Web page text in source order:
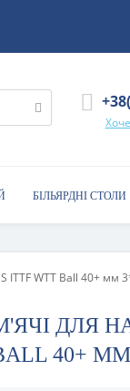
БІЛЬЯРДНІ СТОЛИ
ITTF WTT Ball 40+ мм
ДЛЯ
40+